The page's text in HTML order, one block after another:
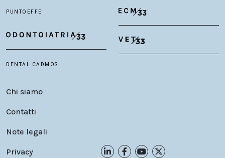
Chi siamo
Contatti
Note legali
Privacy